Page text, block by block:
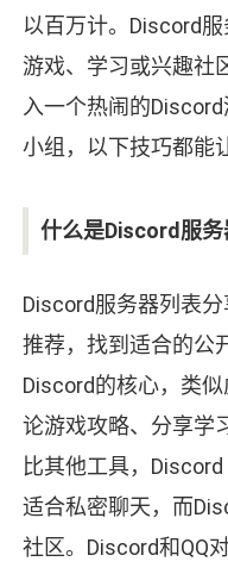
以百万计。Discord
游戏、学习或兴趣社
入一个热闹的
小组，以下技巧都能
什么是Discord服务
Discord服务器列表
推荐，找到适合的公
Discord的核心，类
论游戏攻略、分享学
比其他工具，
适合私密聊天，而
社区。Discord和QQ